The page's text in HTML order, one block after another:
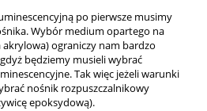
po pierwsze musimy
Wybór medium opartego na
ograniczy nam bardzo
będziemy musieli wybrać
Tak więc jeżeli warunki
nośnik rozpuszczalnikowy
epoksydową).